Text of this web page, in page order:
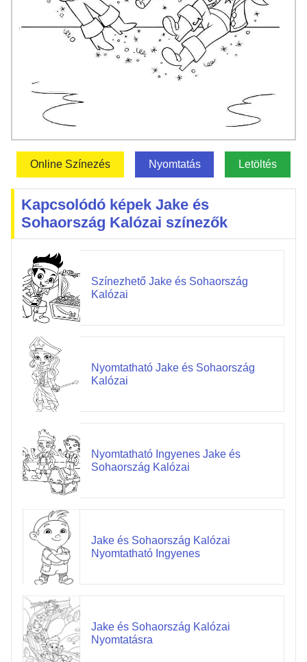
Online Színezés Nyomtatás Letöltés
Kapcsolódó képek Jake és
Sohaország Kalózai színezők
Színezhető Jake és Sohaország
Kalózai
Nyomtatható Jake és Sohaország
Kalózai
Nyomtatható Ingyenes Jake és
Sohaország Kalózai
Jake és Sohaország Kalózai
Nyomtatható Ingyenes
Jake és Sohaország Kalózai
Nyomtatásra